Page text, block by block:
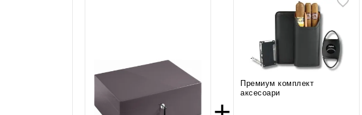
Премиум комплект
аксесоари